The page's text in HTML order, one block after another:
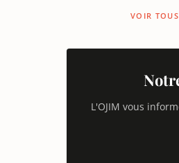
VOIR
L'OJIM vous